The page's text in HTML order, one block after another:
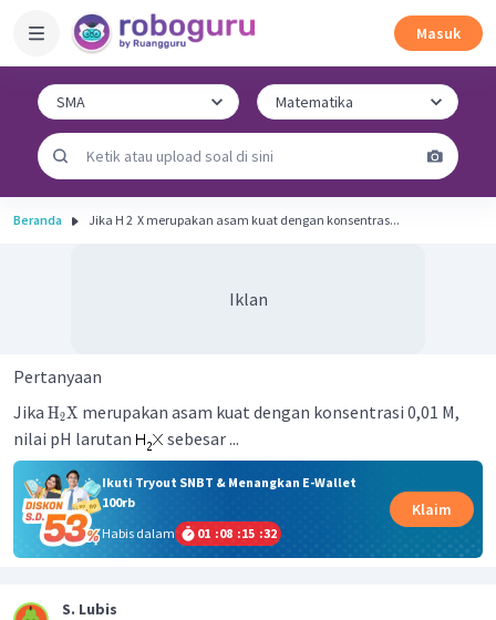
Masuk
Beranda Jika H 2 ​ X merupakan asam kuat dengan konsentras...
Iklan
Pertanyaan
Jika H2X merupakan asam kuat dengan konsentrasi 0,01 M,
nilai pH larutan
sebesar ...
Ikuti Tryout SNBT & Menangkan E-Wallet
100rb
Habis dalam
01 :08 :15 :31
Klaim
S. Lubis